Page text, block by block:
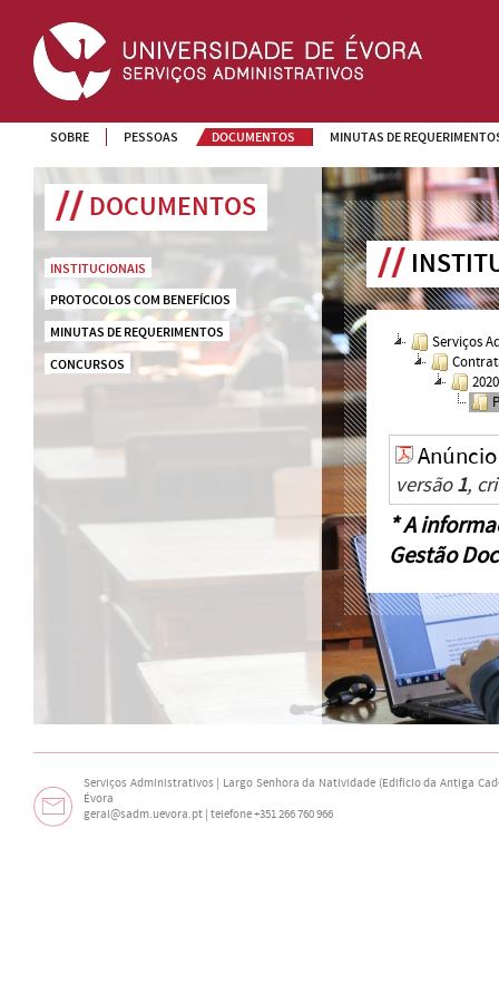
SOBRE PESSOAS DOCUMENTOS MINUTAS DE
DOCUMENTOS
INSTITUCIONAIS
PROTOCOLOS COM BENEFÍCIOS
MINUTAS DE REQUERIMENTOS
CONCURSOS
Serviços
2020
versão1,
* A
Gestão
Serviços Administrativos | Largo Senhora da Natividade (Edifício da Antiga
Évora
geral@sadm.uevora.pt | telefone +351 266 760 966